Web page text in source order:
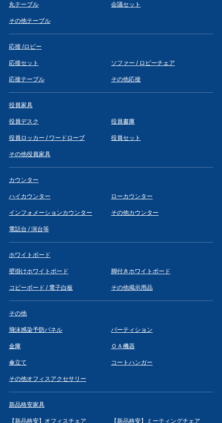
丸テーブル 会議セット
その他テーブル
応接 /ロビー
応接セット ソファー / ロビーチェア
応接テーブル その他応接
役員家具
役員デスク 役員書庫
役員ロッカー / ワードローブ 役員セット
その他役員家具
カウンター
ハイカウンター ローカウンター
インフォメーションカウンター その他カウンター
電話台 / 演台等
ホワイトボード
壁掛けホワイトボード 脚付きホワイトボード
コピーボード / 電子白板 その他掲示用品
その他
飛沫感染予防パネル パーティション
金庫 ＯＡ機器
傘立て コートハンガー
その他オフィスアクセサリー
新品格安家具
【新品格安】オフィスチェア 【新品格安】ミーティングチェア